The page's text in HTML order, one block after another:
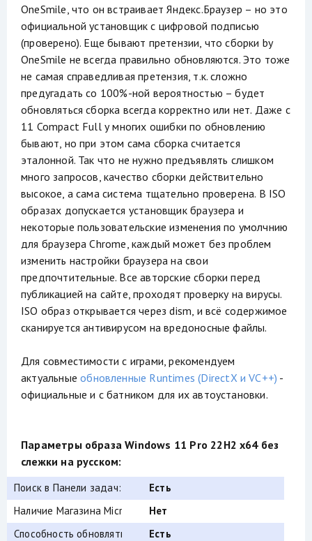
OneSmile, что он встраивает Яндекс.Браузер – но это
официальной установщик с цифровой подписью
(проверено). Еще бывают претензии, что сборки by
OneSmile не всегда правильно обновляются. Это тоже
не самая справедливая претензия, т.к. сложно
предугадать со 100%-ной вероятностью – будет
обновляться сборка всегда корректно или нет. Даже с
11 Compact Full у многих ошибки по обновлению
бывают, но при этом сама сборка считается
эталонной. Так что не нужно предъявлять слишком
много запросов, качество сборки действительно
высокое, а сама система тщательно проверена. В ISO
образах допускается установщик браузера и
некоторые пользовательские изменения по умолчнию
для браузера Chrome, каждый может без проблем
изменить настройки браузера на свои
предпочтительные. Все авторские сборки перед
публикацией на сайте, проходят проверку на вирусы.
ISO образ открывается через dism, и всё содержимое
сканируется антивирусом на вредоносные файлы.
Для совместимости с играми, рекомендуем
актуальныеобновленные Runtimes (DirectX и VC++) -
официальные и с батником для их автоустановки.
Параметры образа Windows 11 Pro 22H2 x64 без
слежки на русском:
Поиск в Панели задач:
Есть
Наличие Магазина Microsoft Store:
Нет
Способность обновляться (по Windows Update) :
Есть